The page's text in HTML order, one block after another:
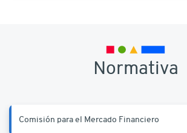
Normativa
Comisión para el Mercado Financiero